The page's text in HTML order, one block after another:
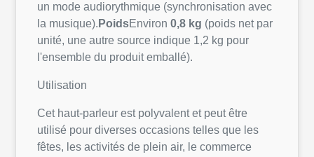
un mode audiorythmique (synchronisation avec
la musique). PoidsEnviron 0,8 kg (poids net par
unité, une autre source indique 1,2 kg pour
l'ensemble du produit emballé).
Utilisation
Cet haut-parleur est polyvalent et peut être
utilisé pour diverses occasions telles que les
fêtes, les activités de plein air, le commerce